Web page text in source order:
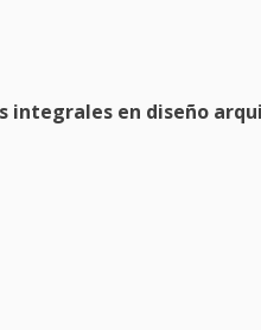
integrales en diseño